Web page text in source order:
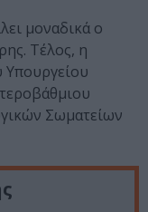
μοναδικά o
Τέλος, η
Υπουργείου
Σωματείων